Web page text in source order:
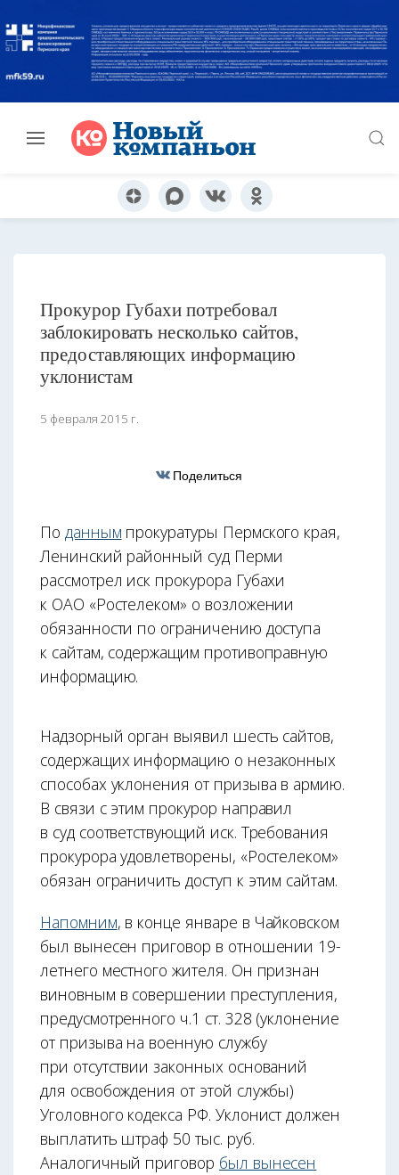
Прокурор Губахи потребовал
заблокировать несколько сайтов,
предоставляющих информацию
уклонистам
5 февраля 2015 г.
Поделиться
По данным прокуратуры Пермского края,
Ленинский районный суд Перми
рассмотрел иск прокурора Губахи
к ОАО «Ростелеком» о возложении
обязанности по ограничению доступа
к сайтам, содержащим противоправную
информацию.
Надзорный орган выявил шесть сайтов,
содержащих информацию о незаконных
способах уклонения от призыва в армию.
В связи с этим прокурор направил
в суд соответствующий иск. Требования
прокурора удовлетворены, «Ростелеком»
обязан ограничить доступ к этим сайтам.
Напомним, в конце январе в Чайковском
был вынесен приговор в отношении 19-
летнего местного жителя. Он признан
виновным в совершении преступления,
предусмотренного ч.1 ст. 328 (уклонение
от призыва на военную службу
при отсутствии законных оснований
для освобождения от этой службы)
Уголовного кодекса РФ. Уклонист должен
выплатить штраф 50 тыс. руб.
Аналогичный приговор был вынесен